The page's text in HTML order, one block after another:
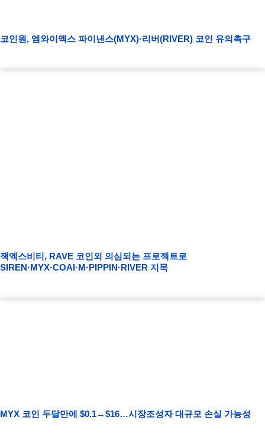
코인원, 엠와이엑스 파이낸스(MYX)·리버(RIVER) 코인 유의촉구
잭엑스비티, RAVE 코인외 의심되는 프로젝트로
SIREN·MYX·COAI·M·PIPPIN·RIVER 지목
MYX 코인 두달만에 $0.1→$16…시장조성자 대규모 손실 가능성